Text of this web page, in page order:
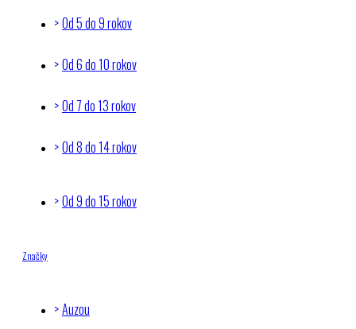
Od 5 do 9 rokov
Od 6 do 10 rokov
Od 7 do 13 rokov
Od 8 do 14 rokov
Od 9 do 15 rokov
Značky
Auzou